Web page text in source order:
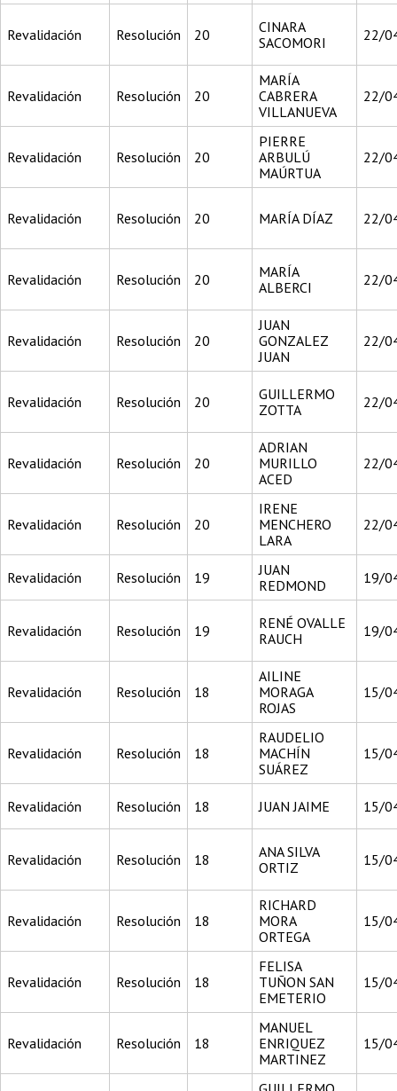
Revalidación Resolución 20
CINARA
SACOMORI
22/
Revalidación Resolución 20
MARÍA
CABRERA
VILLANUEVA
22/
Revalidación Resolución 20
PIERRE
ARBULÚ
MAÚRTUA
22/
Revalidación Resolución 20 MARÍA DÍAZ 22/
Revalidación Resolución 20
MARÍA
ALBERCI
22/
Revalidación Resolución 20
JUAN
GONZALEZ
JUAN
22/
Revalidación Resolución 20
GUILLERMO
ZOTTA
22/
Revalidación Resolución 20
ADRIAN
MURILLO
ACED
22/
Revalidación Resolución 20
IRENE
MENCHERO
LARA
22/
Revalidación Resolución 19
JUAN
REDMOND
19/
Revalidación Resolución 19
RENÉ OVALLE
RAUCH
19/
Revalidación Resolución 18
AILINE
MORAGA
ROJAS
15/
Revalidación Resolución 18
RAUDELIO
MACHÍN
SUÁREZ
15/
Revalidación Resolución 18 JUAN JAIME 15/
Revalidación Resolución 18
ANA SILVA
ORTIZ
15/
Revalidación Resolución 18
RICHARD
MORA
ORTEGA
15/
Revalidación Resolución 18
FELISA
TUÑON SAN
EMETERIO
15/
Revalidación Resolución 18
MANUEL
ENRIQUEZ
MARTINEZ
15/